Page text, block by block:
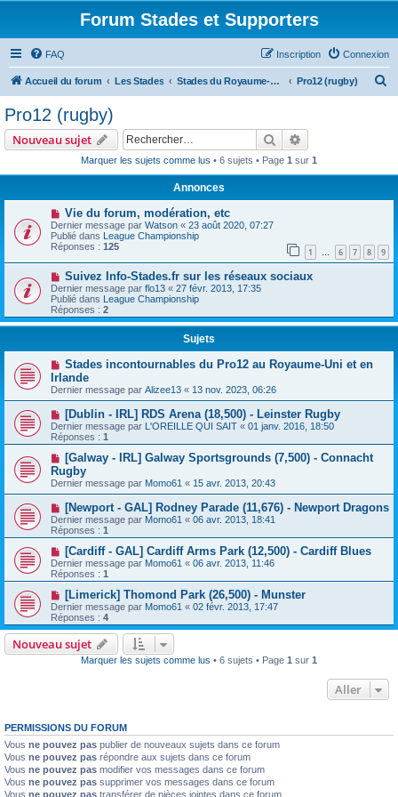
Forum Stades et Supporters
FAQ Connexion
Inscription
Accueil du forum Les Stades Stades du Royaume-Uni et de l'Irlande Pro12 (rugby)
Pro12 (rugby)
Nouveau sujet Rechercher
Marquer les sujets comme lus • 6 sujets • Page 1 sur 1
Annonces
Vie du forum, modération, etc
Dernier message par Watson « 23 août 2020, 07:27
Publié dans League Championship
Réponses : 125 1 … 6 7 8 9
Suivez Info-Stades.fr sur les réseaux sociaux
Dernier message par flo13 « 27 févr. 2013, 17:35
Publié dans League Championship
Réponses : 2
Sujets
Stades incontournables du Pro12 au Royaume-Uni et en
Irlande
Dernier message par Alizee13 « 13 nov. 2023, 06:26
[Dublin - IRL] RDS Arena (18,500) - Leinster Rugby
Dernier message par L'OREILLE QUI SAIT « 01 janv. 2016, 18:50
Réponses : 1
[Galway - IRL] Galway Sportsgrounds (7,500) - Connacht
Rugby
Dernier message par Momo61 « 15 avr. 2013, 20:43
[Newport - GAL] Rodney Parade (11,676) - Newport Dragons
Dernier message par Momo61 « 06 avr. 2013, 18:41
Réponses : 1
[Cardiff - GAL] Cardiff Arms Park (12,500) - Cardiff Blues
Dernier message par Momo61 « 06 avr. 2013, 11:46
Réponses : 1
[Limerick] Thomond Park (26,500) - Munster
Dernier message par Momo61 « 02 févr. 2013, 17:47
Réponses : 4
Nouveau sujet
Marquer les sujets comme lus • 6 sujets • Page 1 sur 1
Aller
PERMISSIONS DU FORUM
Vous ne pouvez pas publier de nouveaux sujets dans ce forum
Vous ne pouvez pas répondre aux sujets dans ce forum
Vous ne pouvez pas modifier vos messages dans ce forum
Vous ne pouvez pas supprimer vos messages dans ce forum
Vous ne pouvez pas transférer de pièces jointes dans ce forum